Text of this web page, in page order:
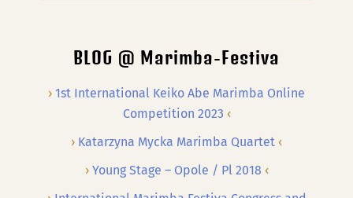
BLOG @ Marimba-Festiva
1st International Keiko Abe Marimba Online
Competition 2023
Katarzyna Mycka Marimba Quartet
Young Stage – Opole / Pl 2018